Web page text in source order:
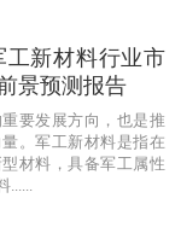
工新材料行业市
景预测报告
要发展方向，也是推
。军工新材料是指在
材料，具备军工属性